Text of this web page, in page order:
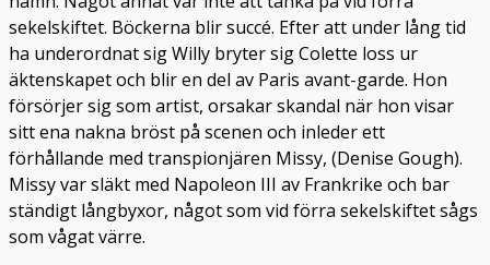
sekelskiftet. Böckerna blir succé. Efter att under lång tid
ha underordnat sig Willy bryter sig Colette loss ur
äktenskapet och blir en del av Paris avant-garde. Hon
försörjer sig som artist, orsakar skandal när hon visar
sitt ena nakna bröst på scenen och inleder ett
förhållande med transpionjären Missy, (Denise Gough).
Missy var släkt med Napoleon III av Frankrike och bar
ständigt långbyxor, något som vid förra sekelskiftet sågs
som vågat värre.